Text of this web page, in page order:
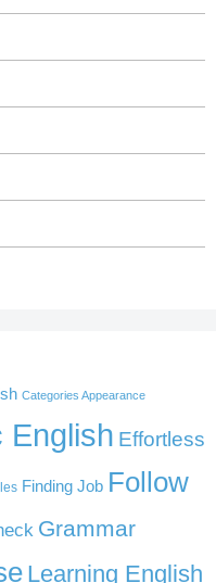
Categories Appearance
English Effortless
Finding Job Follow
Grammar
Learning English